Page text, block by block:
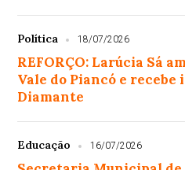
Política 18/07/2026
REFORÇO: Larúcia Sá
Vale do Piancó e
Diamante
Educação 16/07/2026